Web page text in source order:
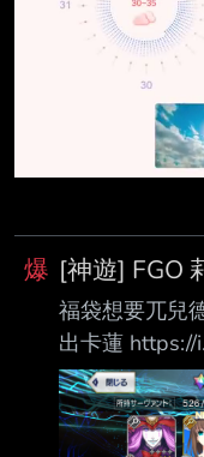
爆 [神遊] FGO
福袋想要兀兒
出卡蓮 https://
6 可以完全體
https://
瑪修生氣 石